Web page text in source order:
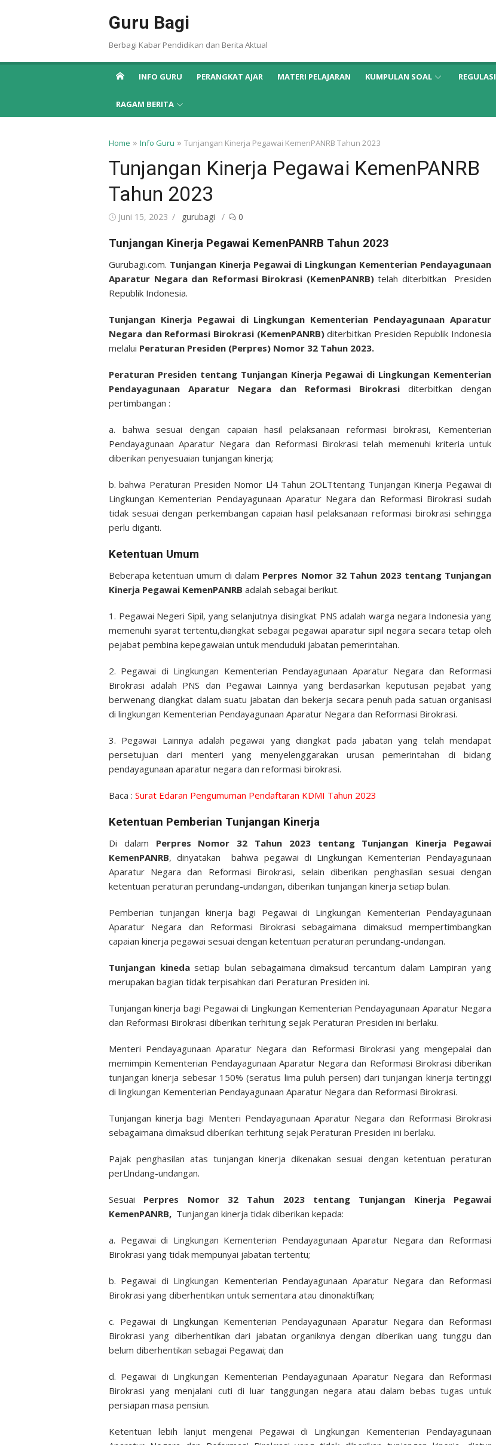
Guru Bagi
Berbagi Kabar Pendidikan dan Berita Aktual
INFO GURU PERANGKAT AJAR MATERI PELAJARAN KUMPULAN SOAL REGULASI
RAGAM BERITA
Home » Info Guru » Tunjangan Kinerja Pegawai KemenPANRB Tahun 2023
Tunjangan Kinerja Pegawai KemenPANRB
Tahun 2023
Posted
Juni 15, 2023 Author
gurubagi 0
Tunjangan Kinerja Pegawai KemenPANRB Tahun 2023
Gurubagi.com. Tunjangan Kinerja Pegawai di Lingkungan Kementerian Pendayagunaan
Aparatur Negara dan Reformasi Birokrasi (KemenPANRB)telah diterbitkan Presiden
Republik Indonesia.
Tunjangan Kinerja Pegawai di Lingkungan Kementerian Pendayagunaan Aparatur
Negara dan Reformasi Birokrasi (KemenPANRB)diterbitkan Presiden Republik Indonesia
melalui Peraturan Presiden (Perpres) Nomor 32 Tahun 2023.
Peraturan Presiden tentang Tunjangan Kinerja Pegawai di Lingkungan Kementerian
Pendayagunaan Aparatur Negara dan Reformasi Birokrasi diterbitkan dengan
pertimbangan :
a. bahwa sesuai dengan capaian hasil pelaksanaan reformasi birokrasi, Kementerian
Pendayagunaan Aparatur Negara dan Reformasi Birokrasi telah memenuhi kriteria untuk
diberikan penyesuaian tunjangan kinerja;
b. bahwa Peraturan Presiden Nomor Ll4 Tahun 2OLTtentang Tunjangan Kinerja Pegawai di
Lingkungan Kementerian Pendayagunaan Aparatur Negara dan Reformasi Birokrasi sudah
tidak sesuai dengan perkembangan capaian hasil pelaksanaan reformasi birokrasi sehingga
perlu diganti.
Ketentuan Umum
Beberapa ketentuan umum di dalam Perpres Nomor 32 Tahun 2023 tentang Tunjangan
Kinerja Pegawai KemenPANRB adalah sebagai berikut.
1. Pegawai Negeri Sipil, yang selanjutnya disingkat PNS adalah warga negara Indonesia yang
memenuhi syarat tertentu,diangkat sebagai pegawai aparatur sipil negara secara tetap oleh
pejabat pembina kepegawaian untuk menduduki jabatan pemerintahan.
2. Pegawai di Lingkungan Kementerian Pendayagunaan Aparatur Negara dan Reformasi
Birokrasi adalah PNS dan Pegawai Lainnya yang berdasarkan keputusan pejabat yang
berwenang diangkat dalam suatu jabatan dan bekerja secara penuh pada satuan organisasi
di lingkungan Kementerian Pendayagunaan Aparatur Negara dan Reformasi Birokrasi.
3. Pegawai Lainnya adalah pegawai yang diangkat pada jabatan yang telah mendapat
persetujuan dari menteri yang menyelenggarakan urusan pemerintahan di bidang
pendayagunaan aparatur negara dan reformasi birokrasi.
Baca : Surat Edaran Pengumuman Pendaftaran KDMI Tahun 2023
Ketentuan Pemberian Tunjangan Kinerja
Di dalam Perpres Nomor 32 Tahun 2023 tentang Tunjangan Kinerja Pegawai
KemenPANRB, dinyatakan bahwa pegawai di Lingkungan Kementerian Pendayagunaan
Aparatur Negara dan Reformasi Birokrasi, selain diberikan penghasilan sesuai dengan
ketentuan peraturan perundang-undangan, diberikan tunjangan kinerja setiap bulan.
Pemberian tunjangan kinerja bagi Pegawai di Lingkungan Kementerian Pendayagunaan
Aparatur Negara dan Reformasi Birokrasi sebagaimana dimaksud mempertimbangkan
capaian kinerja pegawai sesuai dengan ketentuan peraturan perundang-undangan.
Tunjangan kinedasetiap bulan sebagaimana dimaksud tercantum dalam Lampiran yang
merupakan bagian tidak terpisahkan dari Peraturan Presiden ini.
Tunjangan kinerja bagi Pegawai di Lingkungan Kementerian Pendayagunaan Aparatur Negara
dan Reformasi Birokrasi diberikan terhitung sejak Peraturan Presiden ini berlaku.
Menteri Pendayagunaan Aparatur Negara dan Reformasi Birokrasi yang mengepalai dan
memimpin Kementerian Pendayagunaan Aparatur Negara dan Reformasi Birokrasi diberikan
tunjangan kinerja sebesar 150% (seratus lima puluh persen) dari tunjangan kinerja tertinggi
di lingkungan Kementerian Pendayagunaan Aparatur Negara dan Reformasi Birokrasi.
Tunjangan kinerja bagi Menteri Pendayagunaan Aparatur Negara dan Reformasi Birokrasi
sebagaimana dimaksud diberikan terhitung sejak Peraturan Presiden ini berlaku.
Pajak penghasilan atas tunjangan kinerja dikenakan sesuai dengan ketentuan peraturan
perLlndang-undangan.
Sesuai Perpres Nomor 32 Tahun 2023 tentang Tunjangan Kinerja Pegawai
KemenPANRB, Tunjangan kinerja tidak diberikan kepada:
a. Pegawai di Lingkungan Kementerian Pendayagunaan Aparatur Negara dan Reformasi
Birokrasi yang tidak mempunyai jabatan tertentu;
b. Pegawai di Lingkungan Kementerian Pendayagunaan Aparatur Negara dan Reformasi
Birokrasi yang diberhentikan untuk sementara atau dinonaktifkan;
c. Pegawai di Lingkungan Kementerian Pendayagunaan Aparatur Negara dan Reformasi
Birokrasi yang diberhentikan dari jabatan organiknya dengan diberikan uang tunggu dan
belum diberhentikan sebagai Pegawai; dan
d. Pegawai di Lingkungan Kementerian Pendayagunaan Aparatur Negara dan Reformasi
Birokrasi yang menjalani cuti di luar tanggungan negara atau dalam bebas tugas untuk
persiapan masa pensiun.
Ketentuan lebih lanjut mengenai Pegawai di Lingkungan Kementerian Pendayagunaan